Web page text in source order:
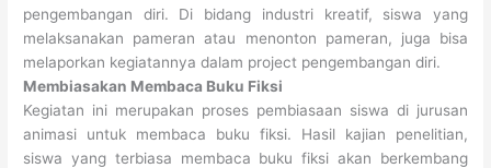
pengembangan diri. Di bidang industri kreatif, siswa yang
melaksanakan pameran atau menonton pameran, juga bisa
melaporkan kegiatannya dalam project pengembangan diri.
Membiasakan Membaca Buku Fiksi
Kegiatan ini merupakan proses pembiasaan siswa di jurusan
animasi untuk membaca buku fiksi. Hasil kajian penelitian,
siswa yang terbiasa membaca buku fiksi akan berkembang